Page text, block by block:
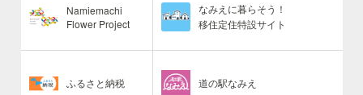
Namiemachi
Flower Project
なみえに暮らそう！
移住定住特設サイト
ふるさと納税 道の駅なみえ